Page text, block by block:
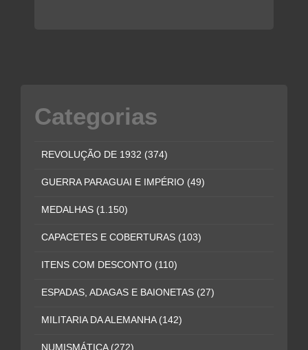
Categorias
REVOLUÇÃO DE 1932 (374)
GUERRA PARAGUAI E IMPÉRIO (49)
MEDALHAS (1.150)
CAPACETES E COBERTURAS (103)
ITENS COM DESCONTO (110)
ESPADAS, ADAGAS E BAIONETAS (27)
MILITARIA DA ALEMANHA (142)
NUMISMÁTICA (272)